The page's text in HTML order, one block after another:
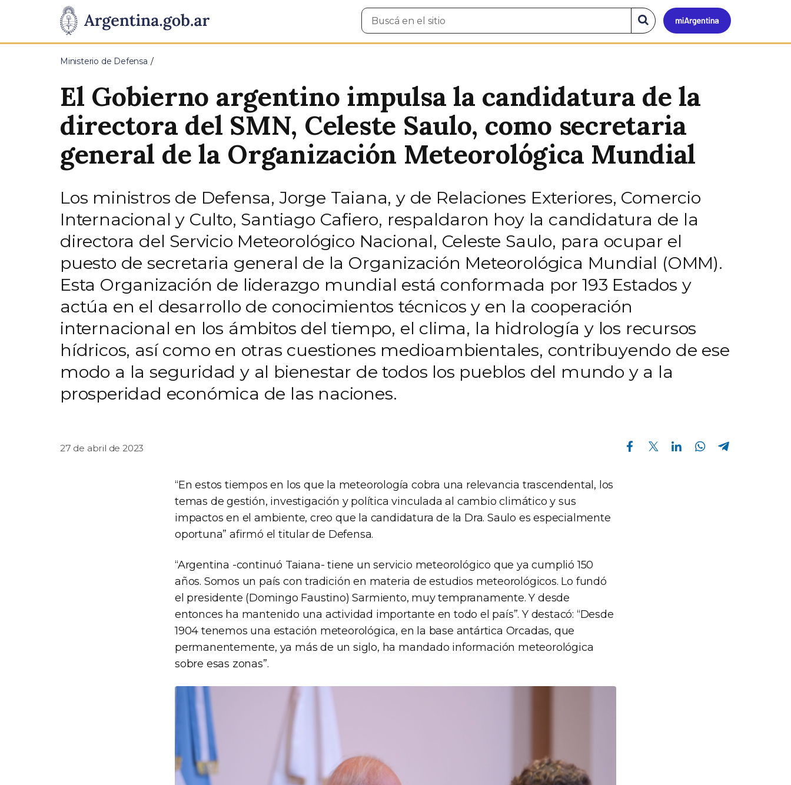
Presidencia
de
Pasar al contenido principal
Mi
Buscar
en
Buscar
en
el
Ministerio de Defensa
El Gobierno argentino impulsa la candidatura de la
directora del SMN, Celeste Saulo, como secretaria
general de la Organización Meteorológica Mundial
Los ministros de Defensa, Jorge Taiana, y de Relaciones Exteriores, Comercio
Internacional y Culto, Santiago Cafiero, respaldaron hoy la candidatura de la
directora del Servicio Meteorológico Nacional, Celeste Saulo, para ocupar el
puesto de secretaria general de la Organización Meteorológica Mundial (OMM).
Esta Organización de liderazgo mundial está conformada por 193 Estados y
actúa en el desarrollo de conocimientos técnicos y en la cooperación
internacional en los ámbitos del tiempo, el clima, la hidrología y los recursos
hídricos, así como en otras cuestiones medioambientales, contribuyendo de ese
modo a la seguridad y al bienestar de todos los pueblos del mundo y a la
prosperidad económica de las naciones.
27 de abril de 2023
Compartir en Facebook Compartir en Twitter Compartir en Linkedin Compartir en Whatsapp
“En estos tiempos en los que la meteorología cobra una relevancia trascendental, los
temas de gestión, investigación y política vinculada al cambio climático y sus
impactos en el ambiente, creo que la candidatura de la Dra. Saulo es especialmente
oportuna” afirmó el titular de Defensa.
“Argentina -continuó Taiana- tiene un servicio meteorológico que ya cumplió 150
años. Somos un país con tradición en materia de estudios meteorológicos. Lo fundó
el presidente (Domingo Faustino) Sarmiento, muy tempranamente. Y desde
entonces ha mantenido una actividad importante en todo el país”. Y destacó: “Desde
1904 tenemos una estación meteorológica, en la base antártica Orcadas, que
permanentemente, ya más de un siglo, ha mandado información meteorológica
sobre esas zonas”.